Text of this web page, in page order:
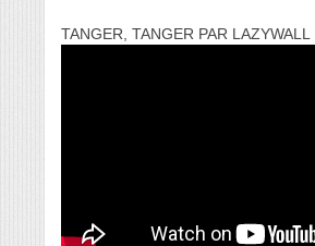
TANGER, TANGER PAR LAZYWALL